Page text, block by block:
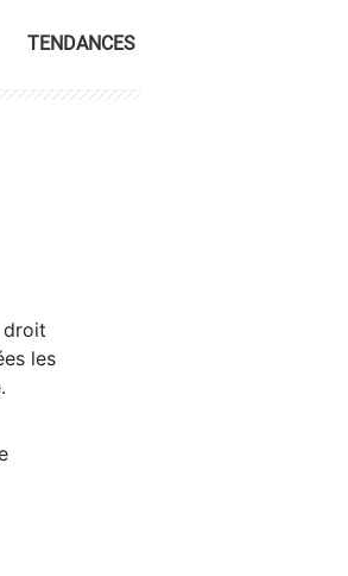
TENDANCES
droit
les